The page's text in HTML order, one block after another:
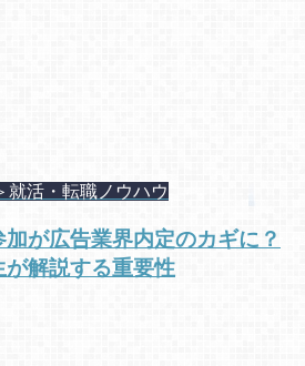
就活・転職ノウハウ
が広告業界内定のカギに？
解説する重要性